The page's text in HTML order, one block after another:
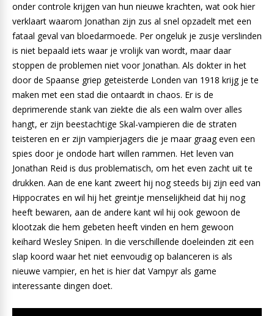
onder controle krijgen van hun nieuwe krachten, wat ook hier
verklaart waarom Jonathan zijn zus al snel opzadelt met een
fataal geval van bloedarmoede. Per ongeluk je zusje verslinden
is niet bepaald iets waar je vrolijk van wordt, maar daar
stoppen de problemen niet voor Jonathan. Als dokter in het
door de Spaanse griep geteisterde Londen van 1918 krijg je te
maken met een stad die ontaardt in chaos. Er is de
deprimerende stank van ziekte die als een walm over alles
hangt, er zijn beestachtige Skal-vampieren die de straten
teisteren en er zijn vampierjagers die je maar graag even een
spies door je ondode hart willen rammen. Het leven van
Jonathan Reid is dus problematisch, om het even zacht uit te
drukken. Aan de ene kant zweert hij nog steeds bij zijn eed van
Hippocrates en wil hij het greintje menselijkheid dat hij nog
heeft bewaren, aan de andere kant wil hij ook gewoon de
klootzak die hem gebeten heeft vinden en hem gewoon
keihard Wesley Snipen. In die verschillende doeleinden zit een
slap koord waar het niet eenvoudig op balanceren is als
nieuwe vampier, en het is hier dat Vampyr als game
interessante dingen doet.